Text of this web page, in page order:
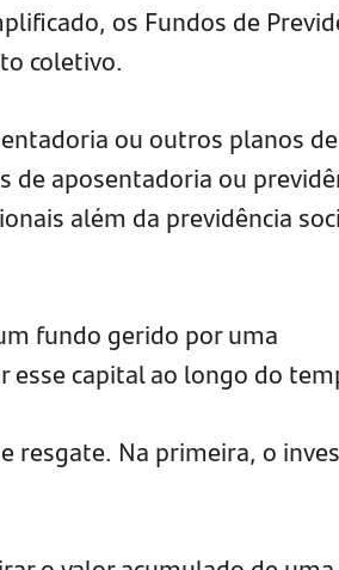
os Fundos de
coletivo.
ou outros planos de
de aposentadoria ou
além da previdência
fundo gerido por uma
esse capital ao longo do
resgate. Na primeira, o